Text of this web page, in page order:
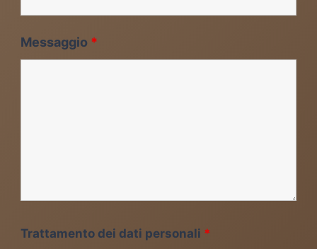
Messaggio *
Trattamento dei dati personali *